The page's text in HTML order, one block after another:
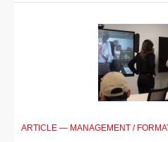
ARTICLE — MANAGEMENT /